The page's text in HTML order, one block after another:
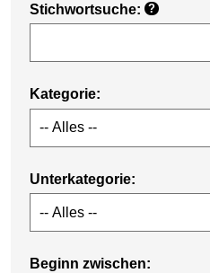
Stichwortsuche: ?
Kategorie:
Unterkategorie:
Beginn zwischen: